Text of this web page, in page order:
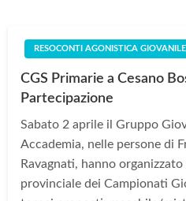
RESOCONTI AGONISTICA GIOVANILE
CGS Primarie a Cesano
Partecipazione
Sabato 2 aprile il Gruppo
Accademia, nelle persone di
Ravagnati, hanno
provinciale dei Campionati